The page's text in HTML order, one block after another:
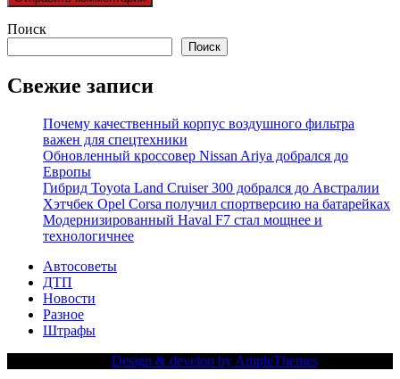
Поиск
Поиск
Свежие записи
Почему качественный корпус воздушного фильтра
важен для спецтехники
Обновленный кроссовер Nissan Ariya добрался до
Европы
Гибрид Toyota Land Cruiser 300 добрался до Австралии
Хэтчбек Opel Corsa получил спортверсию на батарейках
Модернизированный Haval F7 стал мощнее и
технологичнее
Автосоветы
ДТП
Новости
Разное
Штрафы
Design & develop by AmpleThemes